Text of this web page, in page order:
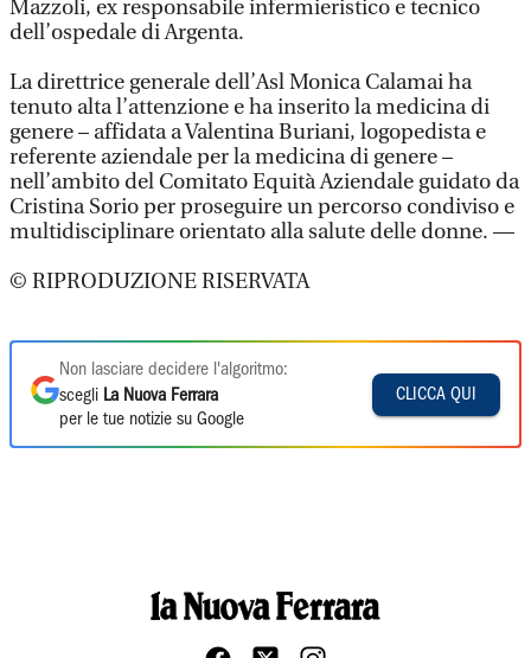
Mazzoli, ex responsabile infermieristico e tecnico
dell’ospedale di Argenta.
La direttrice generale dell’Asl Monica Calamai ha
tenuto alta l’attenzione e ha inserito la medicina di
genere – affidata a Valentina Buriani, logopedista e
referente aziendale per la medicina di genere –
nell’ambito del Comitato Equità Aziendale guidato da
Cristina Sorio per proseguire un percorso condiviso e
multidisciplinare orientato alla salute delle donne. —
© RIPRODUZIONE RISERVATA
Non lasciare decidere l'algoritmo:
scegli La Nuova Ferrara
per le tue notizie su Google
CLICCA QUI